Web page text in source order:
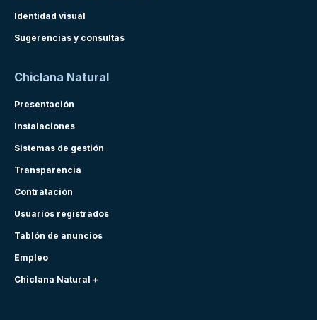
Identidad visual
Sugerencias y consultas
Chiclana Natural
Presentación
Instalaciones
Sistemas de gestión
Transparencia
Contratación
Usuarios registrados
Tablón de anuncios
Empleo
Chiclana Natural +